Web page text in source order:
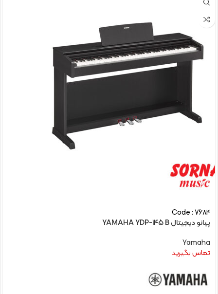
Code : 7684
پیانو دیجیتال YAMAHA YDP-145 B
Yamaha
تماس بگیرید